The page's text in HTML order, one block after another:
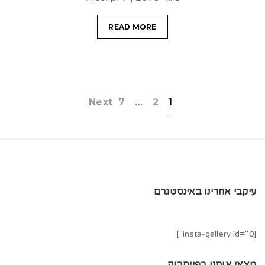
READ MORE
1
2
…
7
Next
עיקבי אחרינו באינסטגרם
[insta-gallery id="0"]